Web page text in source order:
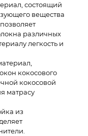
состоящий
вещества
различных
легкость и
кокосового
кокосовой
матрасу
из